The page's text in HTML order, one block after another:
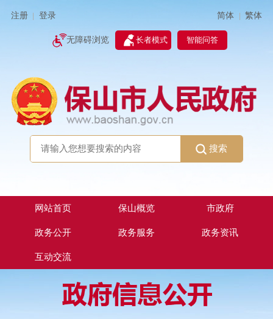
注册 登录 简体 | 繁体
无障碍浏览 长者模式 智能问答
搜索
网站首页 保山概览 市政府
政务公开 政务服务 政务资讯
互动交流